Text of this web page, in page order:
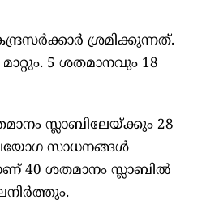
ശ്രമിക്കുന്നത്.
5 ശതമാനവും 18
സ്ലാബിലേയ്ക്കും 28
സാധനങ്ങള്‍
40 ശതമാനം സ്ലാബില്‍